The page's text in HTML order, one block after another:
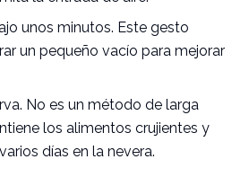
unos minutos. Este gesto
un pequeño vacío para mejorar
No es un método de larga
los alimentos crujientes y
días en la nevera.